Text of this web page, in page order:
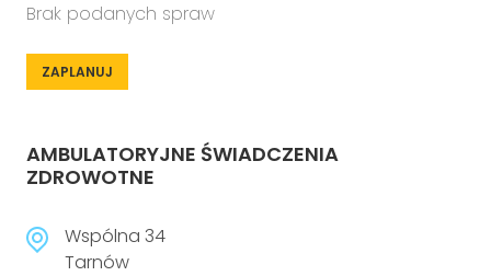
Brak podanych spraw
ZAPLANUJ
AMBULATORYJNE ŚWIADCZENIA
ZDROWOTNE
Wspólna 34
Tarnów